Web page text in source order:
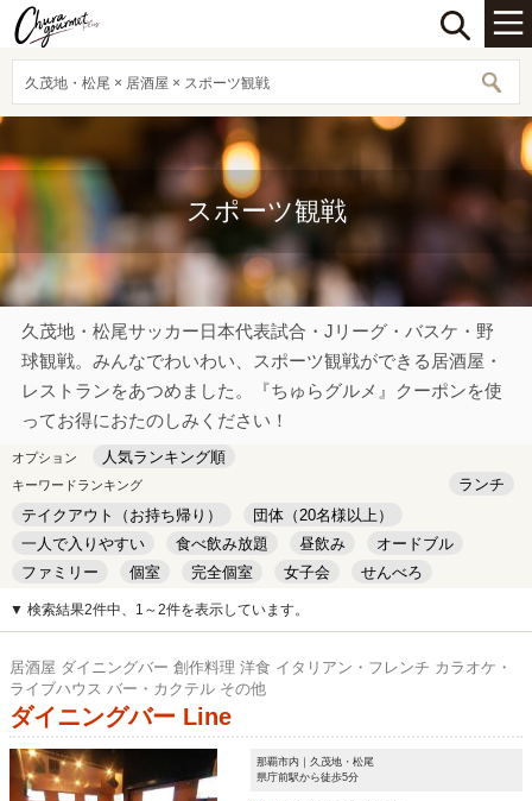
久茂地・松尾 × 居酒屋 × スポーツ観戦
スポーツ観戦
久茂地・松尾サッカー日本代表試合・Jリーグ・バスケ・野
球観戦。みんなでわいわい、スポーツ観戦ができる居酒屋・
レストランをあつめました。『ちゅらグルメ』クーポンを使
ってお得におたのしみください！
オプション 人気ランキング順
キーワードランキング
ランチ
テイクアウト（お持ち帰り）
団体（20名様以上）
一人で入りやすい
食べ飲み放題 昼飲み
オードブル
ファミリー
個室 完全個室 女子会
せんべろ
キッズルーム
安い デート
▼ 検索結果2件中、1～2件を表示しています。
居酒屋 ダイニングバー 創作料理 洋食 イタリアン・フレンチ カラオケ・
ライブハウス バー・カクテル その他
ダイニングバー Line
那覇市内｜久茂地・松尾
県庁前駅から徒歩5分